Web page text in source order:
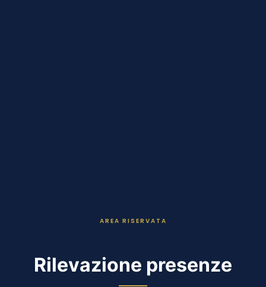
AREA RISERVATA
Rilevazione presenze